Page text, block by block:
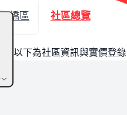
橋區 社區總覽
，以下為社區資訊與實價登錄